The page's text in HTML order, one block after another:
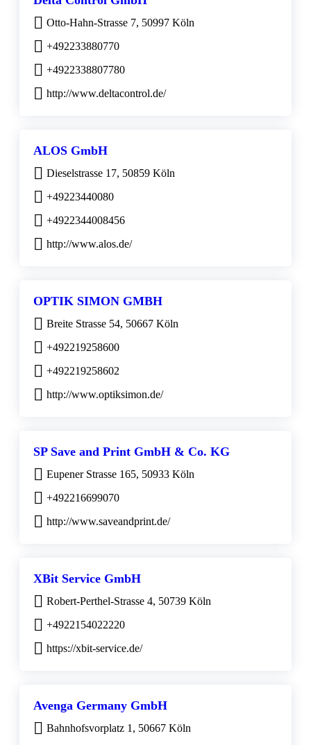
Otto-Hahn-Strasse 7, 50997 Köln
+492233880770
+4922338807780
http://www.deltacontrol.de/
ALOS GmbH
Dieselstrasse 17, 50859 Köln
+49223440080
+4922344008456
http://www.alos.de/
OPTIK SIMON GMBH
Breite Strasse 54, 50667 Köln
+492219258600
+492219258602
http://www.optiksimon.de/
SP Save and Print GmbH & Co. KG
Eupener Strasse 165, 50933 Köln
+492216699070
http://www.saveandprint.de/
XBit Service GmbH
Robert-Perthel-Strasse 4, 50739 Köln
+4922154022220
https://xbit-service.de/
Avenga Germany GmbH
Bahnhofsvorplatz 1, 50667 Köln